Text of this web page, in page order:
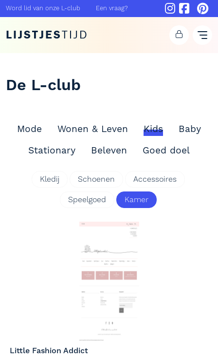
Word lid van onze L-club Een vraag?
LIJSTJESTIJD
De L-club
Mode Wonen & Leven Kids
Baby
Stationary
Beleven Goed doel
Kledij Schoenen Accessoires
Speelgoed Kamer
Little Fashion Addict